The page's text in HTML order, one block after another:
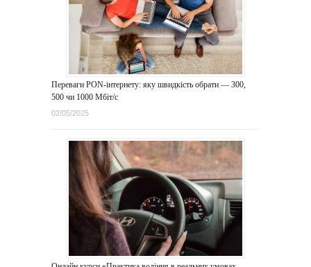
Переваги PON-інтернету: яку швидкість обрати — 300,
500 чи 1000 Мбіт/с
02/05/2025